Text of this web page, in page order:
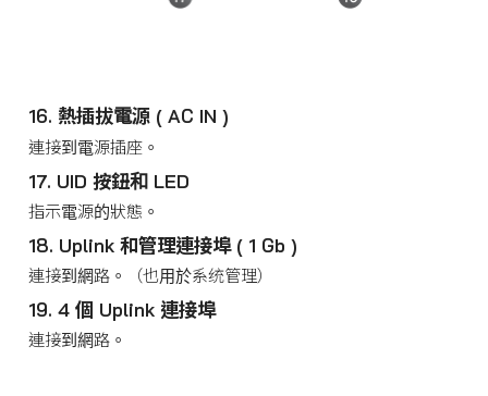
16. 熱插拔電源 ( AC IN )
連接到電源插座。
17. UID 按鈕和 LED
指示電源的狀態。
18. Uplink 和管理連接埠 ( 1 Gb )
連接到網路。（也用於系统管理）
19. 4 個 Uplink 連接埠
連接到網路。